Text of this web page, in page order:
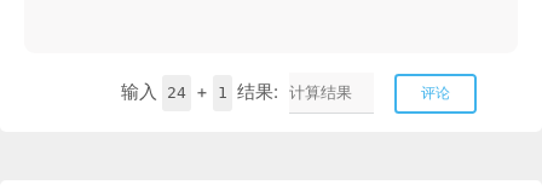
输入 24 + 1 结果: 评论